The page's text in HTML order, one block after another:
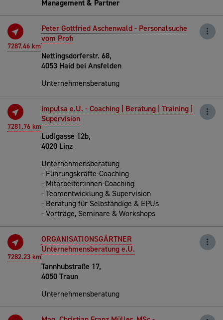
Management & Partner
7287.46 km
Peter Gottfried Aschenwald - Personalsuche
vom Profi
Nettingsdorferstr. 68,
4053 Haid bei Ansfelden
Unternehmensberatung
7281.76 km
impulsa e.U. - Coaching | Beratung | Training |
Supervision
Ludlgasse 12b,
4020 Linz
Unternehmensberatung
- Führungskräfte-Coaching
- Mitarbeiter:innen-Coaching
- Teamentwicklung & Supervision
- Beratung für Selbständige & EPUs
- Vorträge, Seminare & Workshops
7282.23 km
ORGANISATIONSGÄRTNER
Unternehmensberatung e.U.
Tannhubstraße 17,
4050 Traun
Unternehmensberatung